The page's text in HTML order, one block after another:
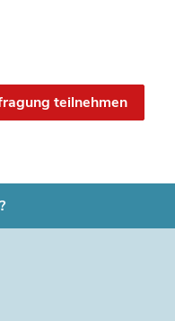
teilnehmen